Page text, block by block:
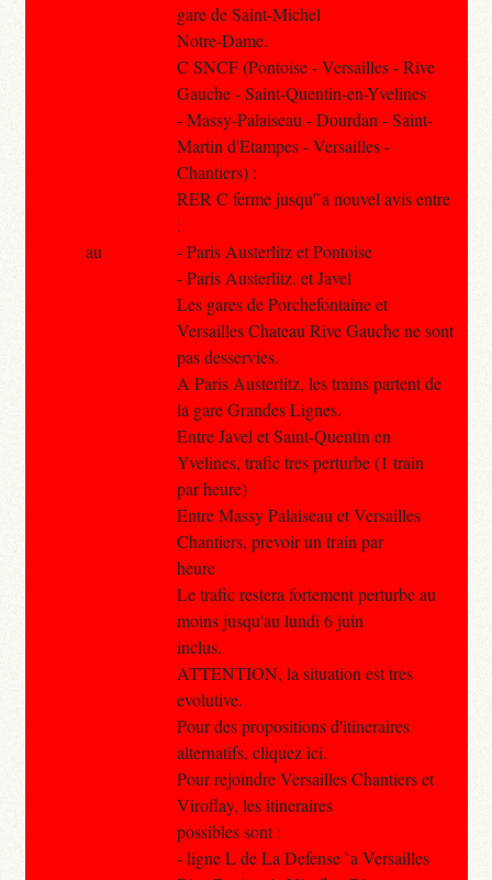
gare de Saint-Michel
Notre-Dame.
C SNCF (Pontoise - Versailles - Rive
Gauche - Saint-Quentin-en-Yvelines
- Massy-Palaiseau - Dourdan - Saint-
Martin d'Etampes - Versailles -
Chantiers) :
RER C ferme jusqu'`a nouvel avis entre
:
- Paris Austerlitz et Pontoise
- Paris Austerlitz. et Javel
Les gares de Porchefontaine et
Versailles Chateau Rive Gauche ne sont
pas desservies.
A Paris Austerlitz, les trains partent de
la gare Grandes Lignes.
Entre Javel et Saint-Quentin en
Yvelines, trafic tres perturbe (1 train
par heure)
Entre Massy Palaiseau et Versailles
Chantiers, prevoir un train par
heure
Le trafic restera fortement perturbe au
moins jusqu'au lundi 6 juin
inclus.
ATTENTION, la situation est tres
evolutive.
Pour des propositions d'itineraires
alternatifs, cliquez ici.
Pour rejoindre Versailles Chantiers et
Viroflay, les itineraires
possibles sont :
- ligne L de La Defense `a Versailles
au